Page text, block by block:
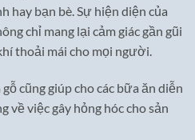
hay bạn bè. Sự hiện diện của
chỉ mang lại cảm giác gần gũi
thoải mái cho mọi người.
cũng giúp cho các bữa ăn diễn
về việc gây hỏng hóc cho sản